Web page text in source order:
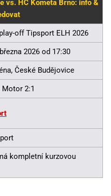
vs. HC Kometa Brno: info &
off Tipsport ELH 2026
2026 od 17:30
České Budějovice
2:1
kompletní kurzovou